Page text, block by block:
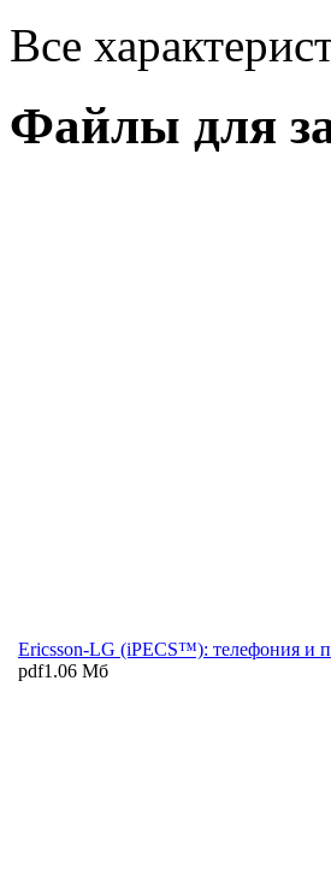
Все
Файлы для
Ericsson-LG (iPECS™): телефония и
pdf1.06 Мб